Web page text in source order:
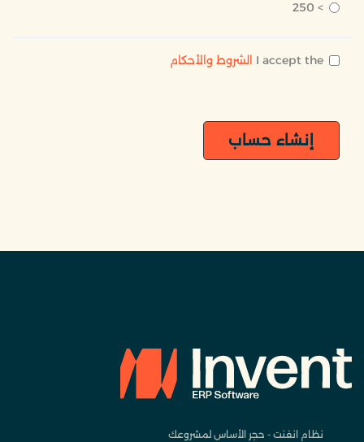
> 250
I accept the الشروط والأحكام
إنشاء حساب
نظام انفنت - حجر الأساس لمشروعك